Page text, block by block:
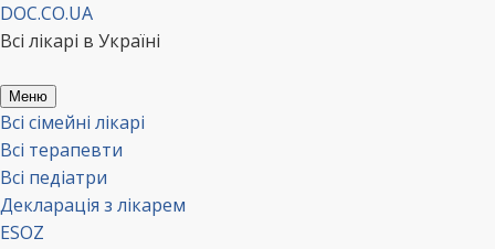
Перейти
до
DOC.CO.UA
Всі лікарі в Україні
Меню
Всі сімейні лікарі
Всі терапевти
Всі педіатри
Декларація з лікарем
ESOZ